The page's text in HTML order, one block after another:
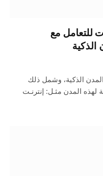
للتعامل مع
الذكية
الذكية، وشمل ذلك
لهذه المدن مثـل: إنترنـت